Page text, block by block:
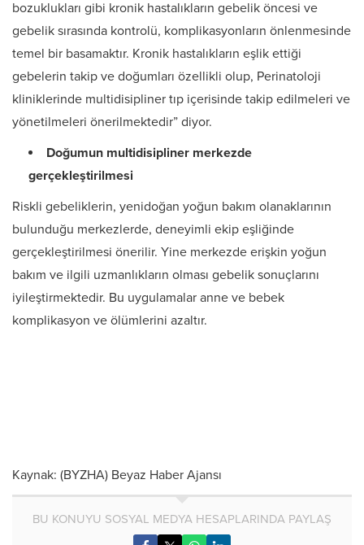
bozuklukları gibi kronik hastalıkların gebelik öncesi ve
gebelik sırasında kontrolü, komplikasyonların önlenmesinde
temel bir basamaktır. Kronik hastalıkların eşlik ettiği
gebelerin takip ve doğumları özellikli olup, Perinatoloji
kliniklerinde multidisipliner tıp içerisinde takip edilmeleri ve
yönetilmeleri önerilmektedir” diyor.
Doğumun multidisipliner merkezde
gerçekleştirilmesi
Riskli gebeliklerin, yenidoğan yoğun bakım olanaklarının
bulunduğu merkezlerde, deneyimli ekip eşliğinde
gerçekleştirilmesi önerilir. Yine merkezde erişkin yoğun
bakım ve ilgili uzmanlıkların olması gebelik sonuçlarını
iyileştirmektedir. Bu uygulamalar anne ve bebek
komplikasyon ve ölümlerini azaltır.
Kaynak: (BYZHA) Beyaz Haber Ajansı
BU KONUYU SOSYAL MEDYA HESAPLARINDA PAYLAŞ